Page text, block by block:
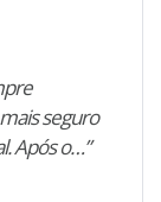
seguro
Após o…”